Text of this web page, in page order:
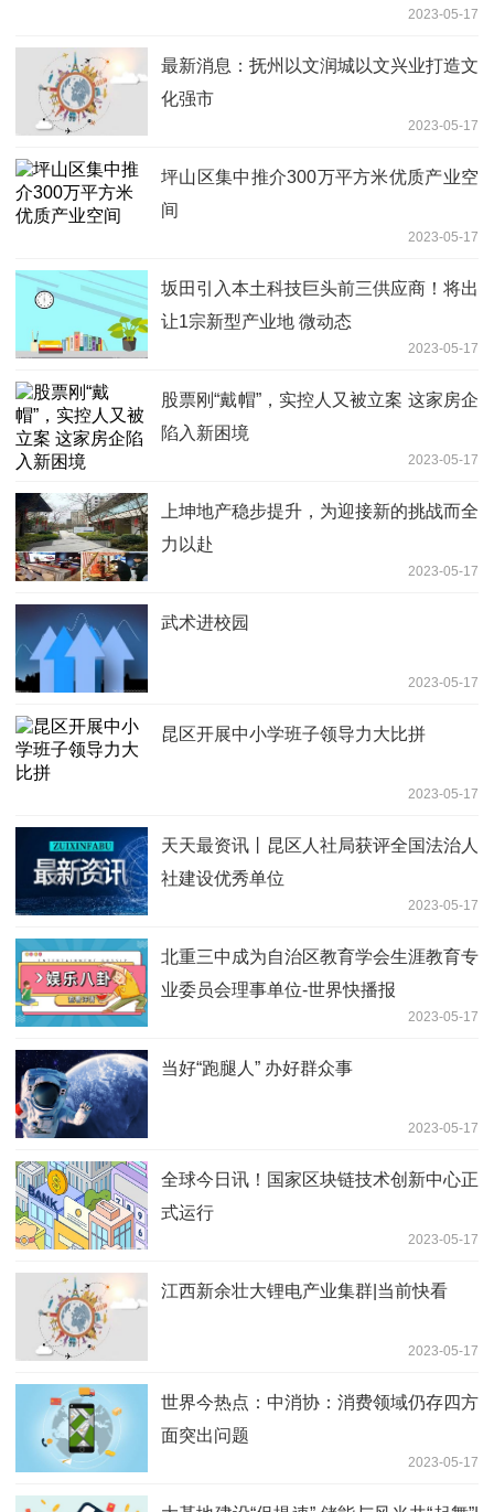
2023-05-17
最新消息：抚州以文润城以文兴业打造文
化强市
2023-05-17
坪山区集中推介300万平方米优质产业空
间
2023-05-17
坂田引入本土科技巨头前三供应商！将出
让1宗新型产业地 微动态
2023-05-17
股票刚“戴帽”，实控人又被立案 这家房企
陷入新困境
2023-05-17
上坤地产稳步提升，为迎接新的挑战而全
力以赴
2023-05-17
武术进校园
2023-05-17
昆区开展中小学班子领导力大比拼
2023-05-17
天天最资讯丨昆区人社局获评全国法治人
社建设优秀单位
2023-05-17
北重三中成为自治区教育学会生涯教育专
业委员会理事单位-世界快播报
2023-05-17
当好“跑腿人” 办好群众事
2023-05-17
全球今日讯！国家区块链技术创新中心正
式运行
2023-05-17
江西新余壮大锂电产业集群|当前快看
2023-05-17
世界今热点：中消协：消费领域仍存四方
面突出问题
2023-05-17